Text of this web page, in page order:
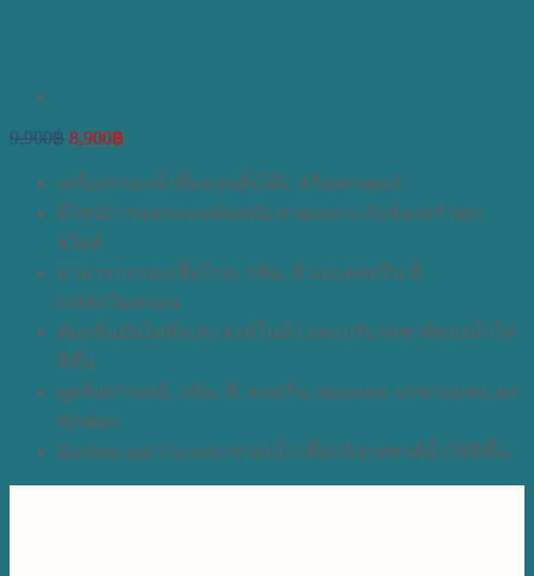
9,900฿ Original
was:
9,900฿.
8,900฿
is:
เครื่องกรองน้ำดื่มแบบตั้งโต๊ะ หรือเคาเตอร์
ดีไซน์การออกแบบทันสมัย สวยเหมาะกับห้องครัวทุก
สไตล์
สามารถกรองเชื้อโรค, กลิ่น, สี และคลอรีน ที่
0.0001ไมครอน
ดับกลิ่นอันไม่พึงประสงค์ในน้ำ และปรับรสชาติของน้ำให้
ดีขึ้น
ดูดจับสารเคมี, กลิ่น, สี, คลอรีน, ทองแดง, ยาฆ่าแมลง, ผง
ซักฟอก
Bamboo and Coconut กรองน้ำ เพื่อปรับรสชาติน้ำให้ดีขึ้น